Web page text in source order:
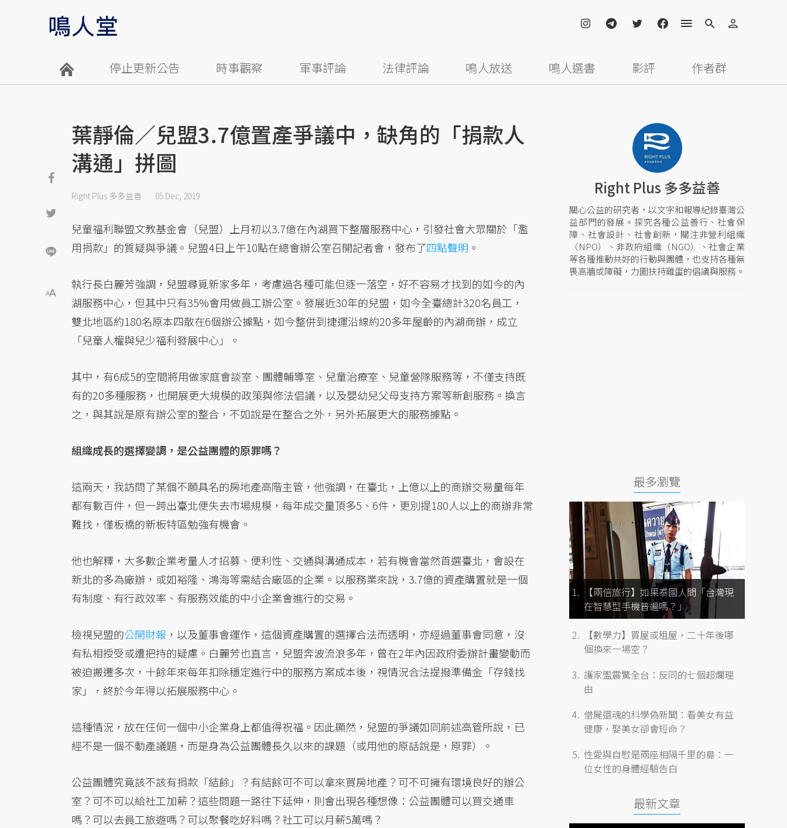
停止更新公告 時事觀察 軍事評論 法律評論 鳴人放送 鳴人選書 影評 作者群
葉靜倫／兒盟3.7億置產爭議中，缺角的「捐款人
溝通」拼圖
Right Plus 多多益善 05 Dec, 2019
兒童福利聯盟文教基金會（兒盟）上月初以3.7億在內湖買下整層服務中心，引發社會大眾關於「濫
用捐款」的質疑與爭議。兒盟4日上午10點在總會辦公室召開記者會，發布了四點聲明 。
執行長白麗芳強調，兒盟尋覓新家多年，考慮過各種可能但逐一落空，好不容易才找到的如今的內
湖服務中心，但其中只有35%會用做員工辦公室。發展近30年的兒盟，如今全臺總計320名員工，
雙北地區約180名原本四散在6個辦公據點，如今整併到捷運沿線約20多年屋齡的內湖商辦，成立
「兒童人權與兒少福利發展中心」。
其中，有6成5的空間將用做家庭會談室、團體輔導室、兒童治療室、兒童營隊服務等，不僅支持既
有的20多種服務，也開展更大規模的政策與修法倡議，以及嬰幼兒父母支持方案等新創服務。換言
之，與其說是原有辦公室的整合，不如說是在整合之外，另外拓展更大的服務據點。
組織成長的選擇變調，是公益團體的原罪嗎？
這兩天，我訪問了某個不願具名的房地產高階主管，他強調，在臺北，上億以上的商辦交易量每年
都有數百件，但一跨出臺北便失去市場規模，每年成交量頂多5、6件，更別提180人以上的商辦非常
難找，僅板橋的新板特區勉強有機會。
他也解釋，大多數企業考量人才招募、便利性、交通與溝通成本，若有機會當然首選臺北，會設在
新北的多為廠辦，或如裕隆、鴻海等需結合廠區的企業。以服務業來說，3.7億的資產購置就是一個
有制度、有行政效率、有服務效能的中小企業會進行的交易。
檢視兒盟的公開財報 ，以及董事會運作，這個資產購置的選擇合法而透明，亦經過董事會同意，沒
有私相授受或遭把持的疑慮。白麗芳也直言，兒盟奔波流浪多年，曾在2年內因政府委辦計畫變動而
被迫搬遷多次，十餘年來每年扣除穩定進行中的服務方案成本後，視情況合法提撥準備金「存錢找
家」，終於今年得以拓展服務中心。
這種情況，放在任何一個中小企業身上都值得祝福。因此顯然，兒盟的爭議如同前述高管所說，已
經不是一個不動產議題，而是身為公益團體長久以來的課題（或用他的原話說是，原罪）。
公益團體究竟該不該有捐款「結餘」？有結餘可不可以拿來買房地產？可不可擁有環境良好的辦公
室？可不可以給社工加薪？這些問題一路往下延伸，則會出現各種想像：公益團體可以買交通車
嗎？可以去員工旅遊嗎？可以聚餐吃好料嗎？社工可以月薪5萬嗎？
Right Plus 多多益善
關心公益的研究者，以文字和報導紀錄臺灣公
益部門的發展。探究各種公益善行、社會保
障、社會設計、社會創新，關注非營利組織
（NPO）、非政府組織（NGO）、社會企業
等各種推動共好的行動與團體，也支持各種無
畏高牆或障礙，力圖扶持雞蛋的倡議與服務。
最多瀏覽
【兩倍旅行】如果泰國人問「台灣現
在智慧型手機普遍嗎？」
【數學力】買屋或租屋，二十年後哪
個換來一場空？
護家盟震驚全台：反同的七個超爛理
由
借屍還魂的科學偽新聞：看美女有益
健康，娶美女卻會短命？
性愛與自慰是兩座相隔千里的島：一
位女性的身體經驗告白
最新文章